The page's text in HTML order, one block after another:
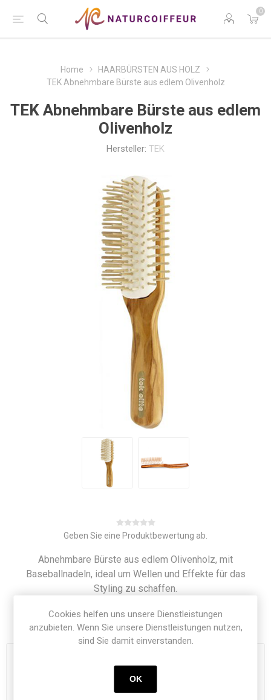
0
Home
HAARBÜRSTEN AUS HOLZ
TEK Abnehmbare Bürste aus edlem Olivenholz
TEK Abnehmbare Bürste aus edlem
Olivenholz
Hersteller: TEK
Geben Sie eine Produktbewertung ab.
Abnehmbare Bürste aus edlem Olivenholz, mit
Baseballnadeln, ideal um Wellen und Effekte für das
Styling zu schaffen.
Artikelnummer: 1120-05
€ 72,98
exklusiveVersand
Cookies helfen uns unsere Dienstleistungen
anzubieten. Wenn Sie unsere Dienstleistungen nutzen,
sind Sie damit einverstanden.
OK